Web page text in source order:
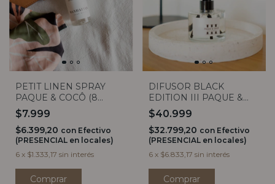
PETIT LINEN SPRAY
PAQUE & COCÔ (8
AROMAS)
$7.999
$6.399,20 con Efectivo
(PRESENCIAL en locales)
6 x $1.333,17 sin interés
Comprar
DIFUSOR BLACK
EDITION III PAQUE &
COCÔ
$40.999
$32.799,20 con Efectivo
(PRESENCIAL en locales)
6 x $6.833,17 sin interés